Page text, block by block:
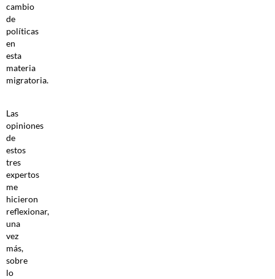
cambio
de
políticas
en
esta
materia
migratoria.
Las
opiniones
de
estos
tres
expertos
me
hicieron
reflexionar,
una
vez
más,
sobre
lo